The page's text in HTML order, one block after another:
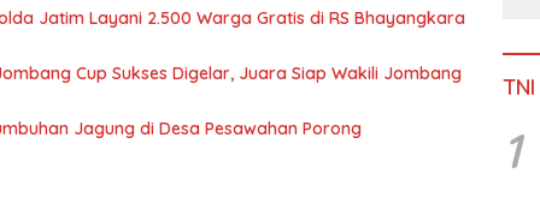
Jatim Layani 2.500 Warga Gratis di RS Bhayangkara
Cup Sukses Digelar, Juara Siap Wakili Jombang
Jagung di Desa Pesawahan Porong
1